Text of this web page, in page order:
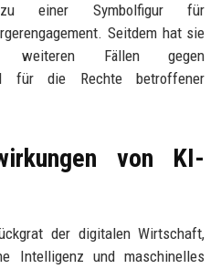
einer Symbolfigur für
Seitdem hat sie
Fällen gegen
für die Rechte betroffener
von KI-
der digitalen Wirtschaft,
Intelligenz und maschinelles